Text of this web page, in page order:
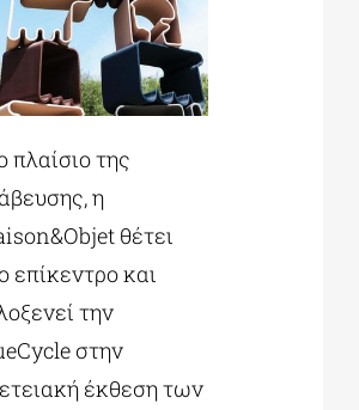
πλαίσιο της
η
θέτει
επίκεντρο και
την
στην
έκθεση των